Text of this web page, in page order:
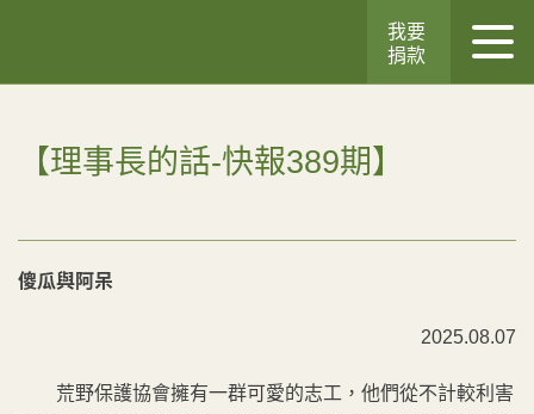
我要
捐款
【理事長的話-快報389期】
傻瓜與阿呆
2025.08.07
荒野保護協會擁有一群可愛的志工，他們從不計較利害